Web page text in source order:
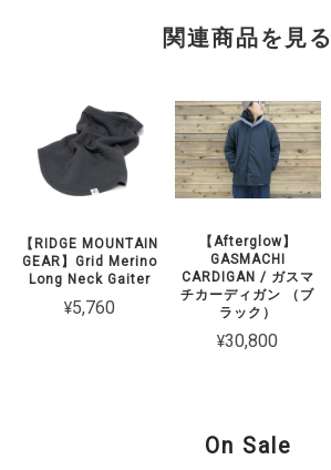
関連商品を見る
【RIDGE MOUNTAIN
GEAR】Grid Merino
Long Neck Gaiter
¥5,760
【Afterglow】
GASMACHI
CARDIGAN / ガスマ
チカーディガン （ブ
ラック）
¥30,800
On Sale